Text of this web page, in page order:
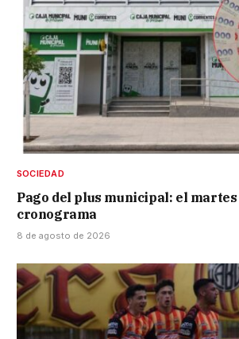
SOCIEDAD
Pago del plus municipal: el
cronograma
8 de agosto de 2026